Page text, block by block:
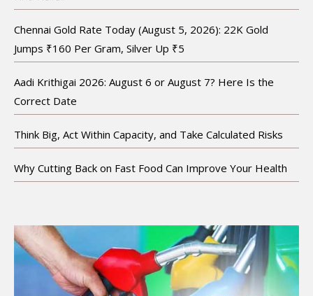
Chennai Gold Rate Today (August 5, 2026): 22K Gold
Jumps ₹160 Per Gram, Silver Up ₹5
Aadi Krithigai 2026: August 6 or August 7? Here Is the
Correct Date
Think Big, Act Within Capacity, and Take Calculated Risks
Why Cutting Back on Fast Food Can Improve Your Health